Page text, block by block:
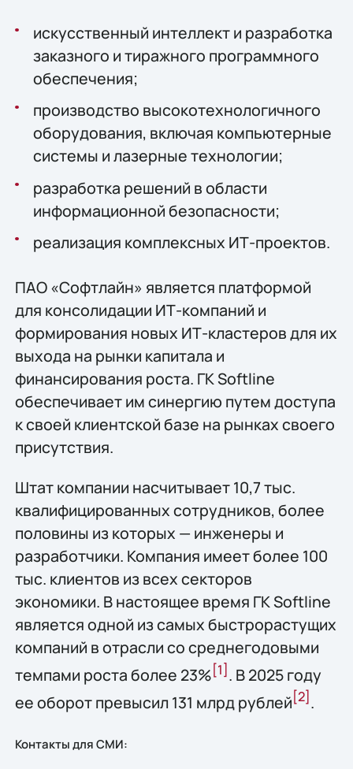
искусственный интеллект и разработка
заказного и тиражного программного
обеспечения;
производство высокотехнологичного
оборудования, включая компьютерные
системы и лазерные технологии;
разработка решений в области
информационной безопасности;
реализация комплексных ИТ-проектов.
ПАО «Софтлайн» является платформой
для консолидации ИТ-компаний и
формирования новых ИТ-кластеров для их
выхода на рынки капитала и
финансирования роста. ГК Softline
обеспечивает им синергию путем доступа
к своей клиентской базе на рынках своего
присутствия.
Штат компании насчитывает 10,7 тыс.
квалифицированных сотрудников, более
половины из которых — инженеры и
разработчики. Компания имеет более 100
тыс. клиентов из всех секторов
экономики. В настоящее время ГК Softline
является одной из самых быстрорастущих
компаний в отрасли со среднегодовыми
темпами роста более 23%[1] . В 2025 году
ее оборот превысил 131 млрд рублей [2] .
Контакты для СМИ: